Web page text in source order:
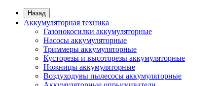
Назад
Аккумуляторная техника
Газонокосилки аккумуляторные
Насосы аккумуляторные
Триммеры аккумуляторные
Кусторезы и высоторезы аккумуляторные
Ножницы аккумуляторные
Воздуходувы пылесосы аккумуляторные